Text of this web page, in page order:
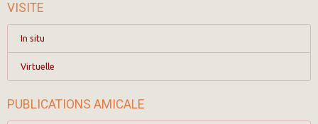
VISITE
In situ
Virtuelle
PUBLICATIONS AMICALE